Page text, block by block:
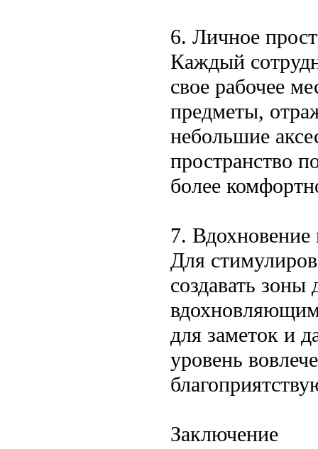
6. Личное
Каждый
свое рабочее
предметы,
небольшие
пространство
более
7. Вдохновение
Для
создавать
для заметок и
уровень
Заключение